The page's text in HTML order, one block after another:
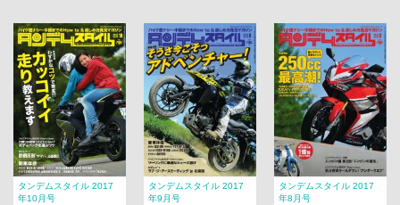
タンデムスタイル 2017
年10月号
タンデムスタイル 2017
年9月号
タンデムスタイル 2017
年8月号